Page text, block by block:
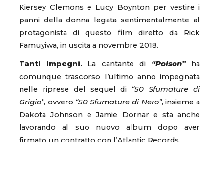
Kiersey Clemons e Lucy Boynton per vestire i
panni della donna legata sentimentalmente al
protagonista di questo film diretto da Rick
Famuyiwa, in uscita a novembre 2018.
Tanti impegni.La cantante di “Poison”ha
comunque trascorso l’ultimo anno impegnata
nelle riprese del sequel di “50 Sfumature di
Grigio”, ovvero “50 Sfumature di Nero”, insieme a
Dakota Johnson e Jamie Dornar e sta anche
lavorando al suo nuovo album dopo aver
firmato un contratto con l’Atlantic Records.